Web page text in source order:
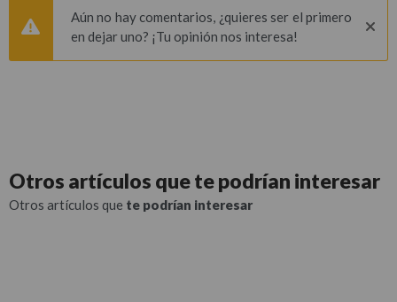
Aún no hay comentarios, ¿quieres ser el primero
en dejar uno? ¡Tu opinión nos interesa!
Otros artículos quete podrían interesar
Otros artículos que te podrían interesar